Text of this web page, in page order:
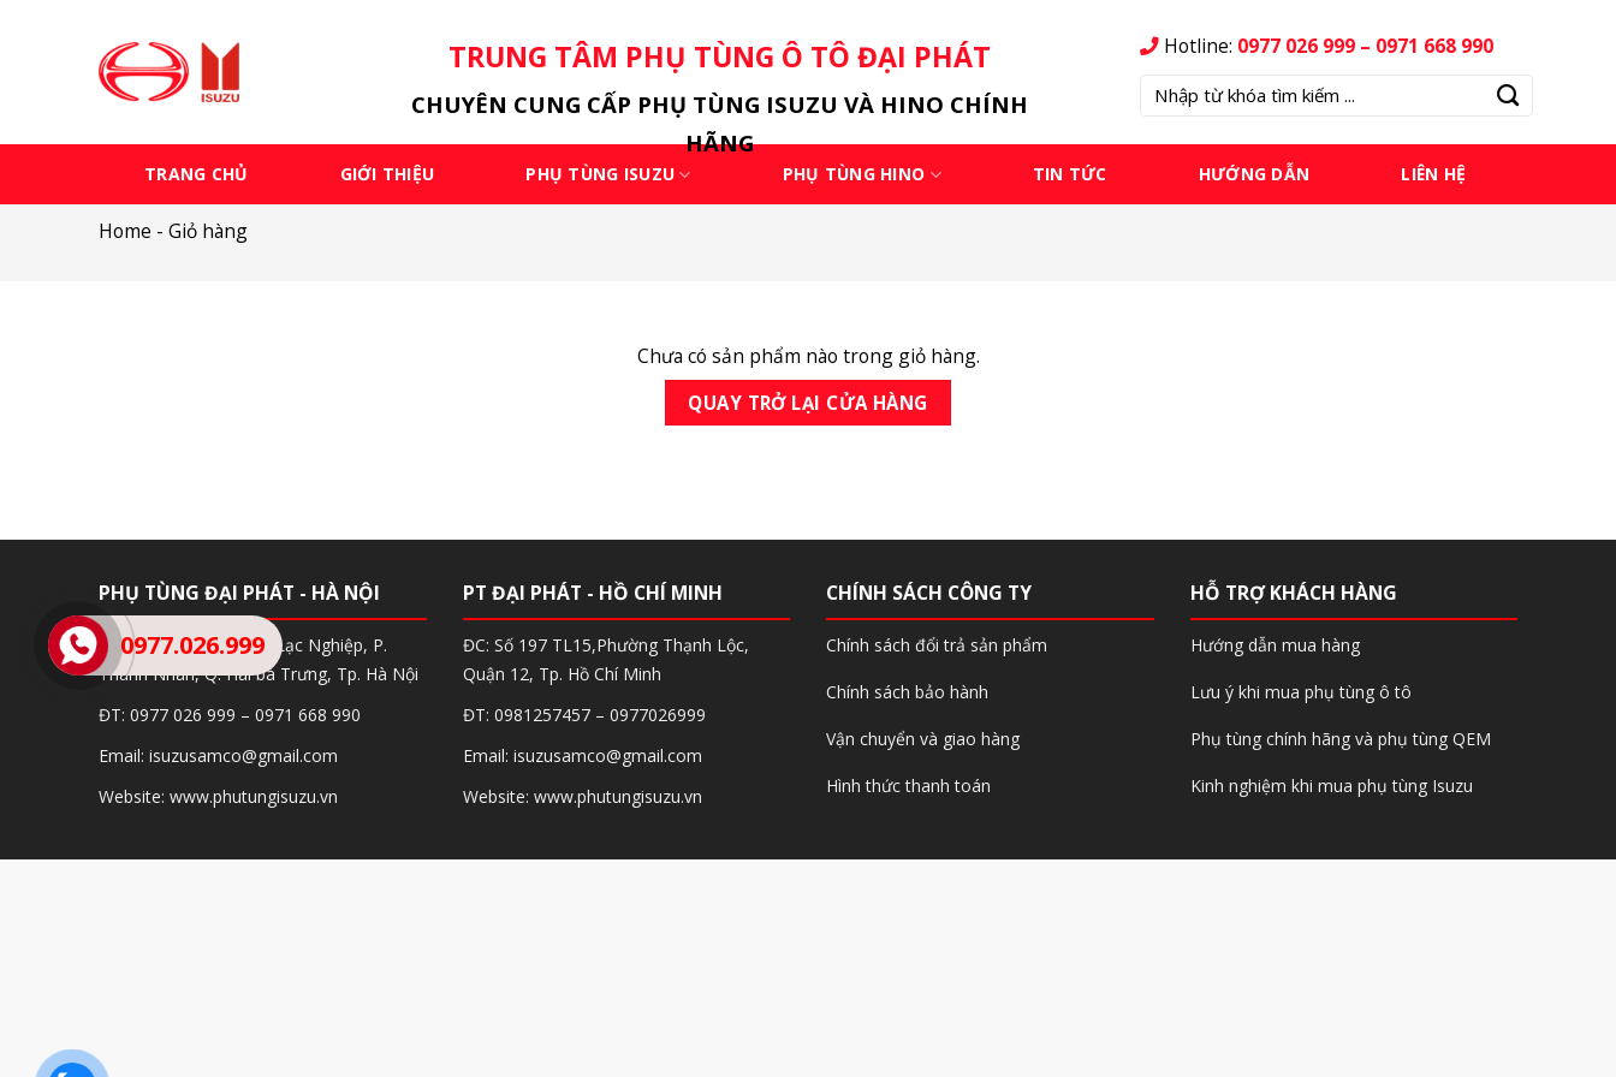
TRUNG TÂM PHỤ TÙNG Ô TÔ ĐẠI PHÁT
CHUYÊN CUNG CẤP PHỤ TÙNG ISUZU VÀ HINO CHÍNH
HÃNG
Hotline: 0977 026 999 – 0971 668 990
Tìm
kiếm:
TRANG CHỦ GIỚI THIỆU PHỤ TÙNG ISUZU PHỤ TÙNG HINO TIN TỨC HƯỚNG DẪN LIÊN HỆ
Home - Giỏ hàng
Chưa có sản phẩm nào trong giỏ hàng.
QUAY TRỞ LẠI CỬA HÀNG
PHỤ TÙNG ĐẠI PHÁT - HÀ NỘI
ĐC: Số 35, Ngõ 2, Phố Lạc Nghiệp, P.
Thanh Nhàn, Q. Hai bà Trưng, Tp. Hà Nội
ĐT: 0977 026 999 – 0971 668 990
Email: isuzusamco@gmail.com
Website: www.phutungisuzu.vn
PT ĐẠI PHÁT - HỒ CHÍ MINH
ĐC: Số 197 TL15,Phường Thạnh Lộc,
Quận 12, Tp. Hồ Chí Minh
ĐT: 0981257457 – 0977026999
Email: isuzusamco@gmail.com
Website: www.phutungisuzu.vn
CHÍNH SÁCH CÔNG TY
Chính sách đổi trả sản phẩm
Chính sách bảo hành
Vận chuyển và giao hàng
Hình thức thanh toán
HỖ TRỢ KHÁCH HÀNG
Hướng dẫn mua hàng
Lưu ý khi mua phụ tùng ô tô
Phụ tùng chính hãng và phụ tùng QEM
Kinh nghiệm khi mua phụ tùng Isuzu
0977.026.999